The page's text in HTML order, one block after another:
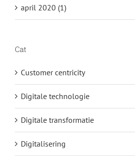
april 2020 (1)
Cat
Customer centricity
Digitale technologie
Digitale transformatie
Digitalisering